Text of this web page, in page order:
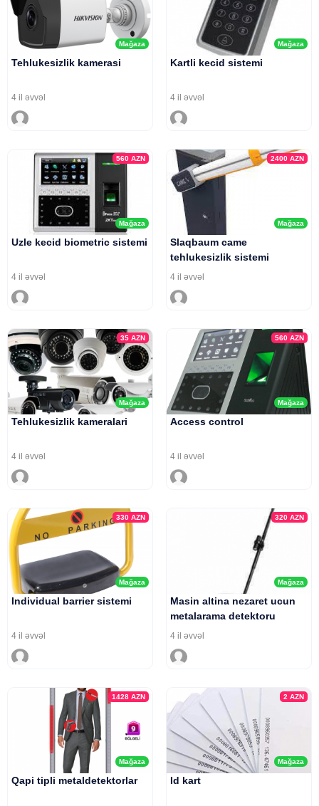
Mağaza
Tehlukesizlik kamerasi
4 il əvvəl
Mağaza
Kartli kecid sistemi
4 il əvvəl
Mağaza
560AZN
Uzle kecid biometric sistemi
4 il əvvəl
Mağaza
2400 AZN
Slaqbaum came
tehlukesizlik sistemi
4 il əvvəl
Mağaza
35AZN
Tehlukesizlik kameralari
4 il əvvəl
Mağaza
560 AZN
Access control
4 il əvvəl
Mağaza
330AZN
Individual barrier sistemi
4 il əvvəl
Mağaza
320 AZN
Masin altina nezaret ucun
metalarama detektoru
4 il əvvəl
Mağaza
1428AZN
Qapi tipli metaldetektorlar
Mağaza
2 AZN
Id kart